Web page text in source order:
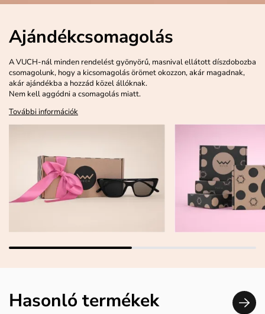
Ajándékcsomagolás
A VUCH-nál minden rendelést gyönyörű, masnival ellátott díszdobozba
csomagolunk, hogy a kicsomagolás örömet okozzon, akár magadnak,
akár ajándékba a hozzád közel állóknak.
Nem kell aggódni a csomagolás miatt.
További információk
Hasonló termékek